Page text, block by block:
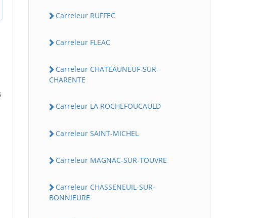
Carreleur RUFFEC
Carreleur FLEAC
Carreleur CHATEAUNEUF-SUR-
CHARENTE
Carreleur LA ROCHEFOUCAULD
Carreleur SAINT-MICHEL
Carreleur MAGNAC-SUR-TOUVRE
Carreleur CHASSENEUIL-SUR-
BONNIEURE